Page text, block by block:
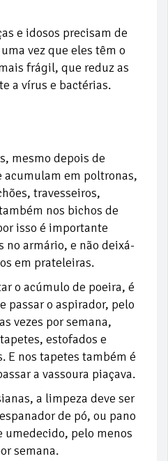
e idosos precisam de
vez que eles têm o
frágil, que reduz as
a vírus e bactérias.
mesmo depois de
acumulam em poltronas,
travesseiros,
nos bichos de
isso é importante
no armário, e não deixá-
em prateleiras.
o acúmulo de poeira, é
passar o aspirador, pelo
vezes por semana,
estofados e
E nos tapetes também é
a vassoura piaçava.
a limpeza deve ser
de pó, ou pano
umedecido, pelo menos
semana.